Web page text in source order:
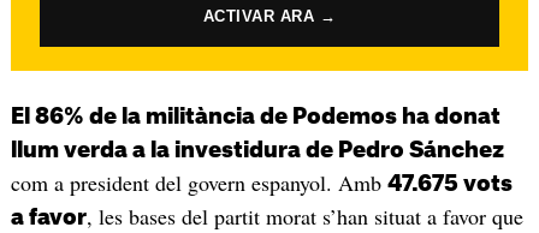
ACTIVAR ARA →
El 86% de la militància de Podemos ha donat
llum verda a la investidura de Pedro Sánchez
com a president del govern espanyol. Amb 47.675 vots
a favor, les bases del partit morat s’han situat a favor que